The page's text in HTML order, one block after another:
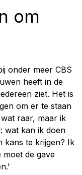
om
onder meer CBS
heeft in de
ziet. Het is
om er te staan
raar, maar ik
wat kan ik doen
kans te krijgen? Ik
moet de gave